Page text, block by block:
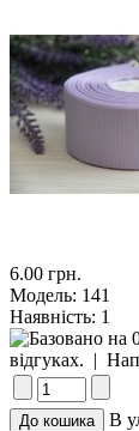
6.00 грн.
Модель: 141
Наявність: 1
відгуках. |
В